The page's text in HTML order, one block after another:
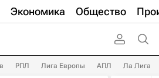
Экономика Общество
РПЛ Лига Европы АПЛ Ла Лига